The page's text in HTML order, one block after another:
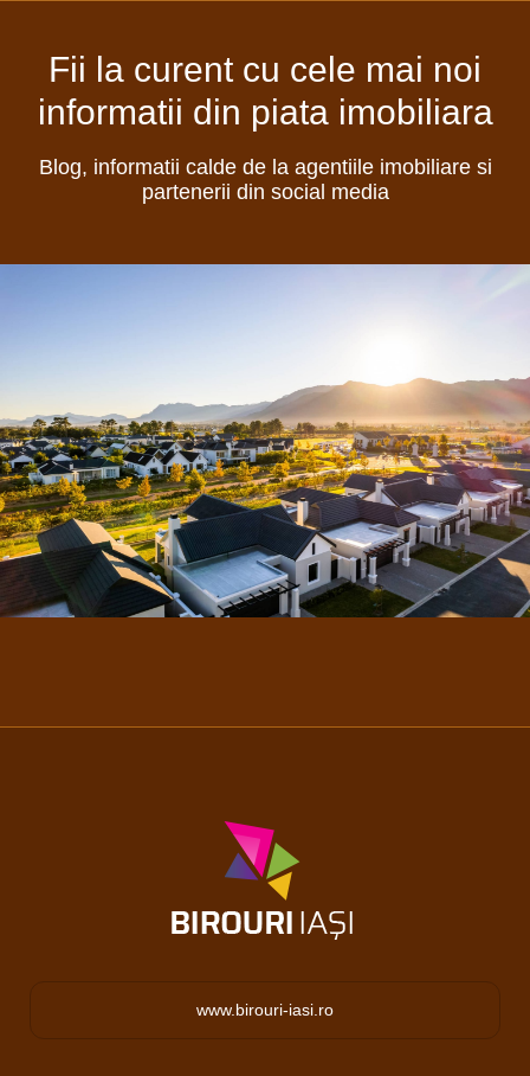
Fii la curent cu cele mai noi
informatii din piata imobiliara
Blog, informatii calde de la agentiile imobiliare si
partenerii din social media
www.birouri-iasi.ro